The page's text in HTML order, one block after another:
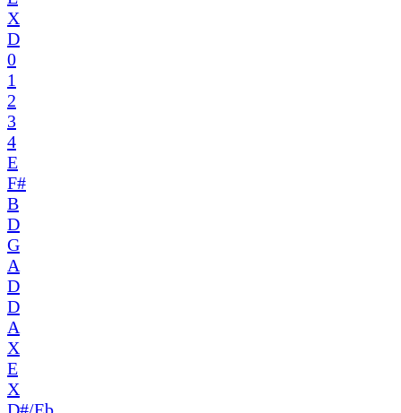
X
D
0
1
2
3
4
E
F#
B
D
G
A
D
D
A
X
E
X